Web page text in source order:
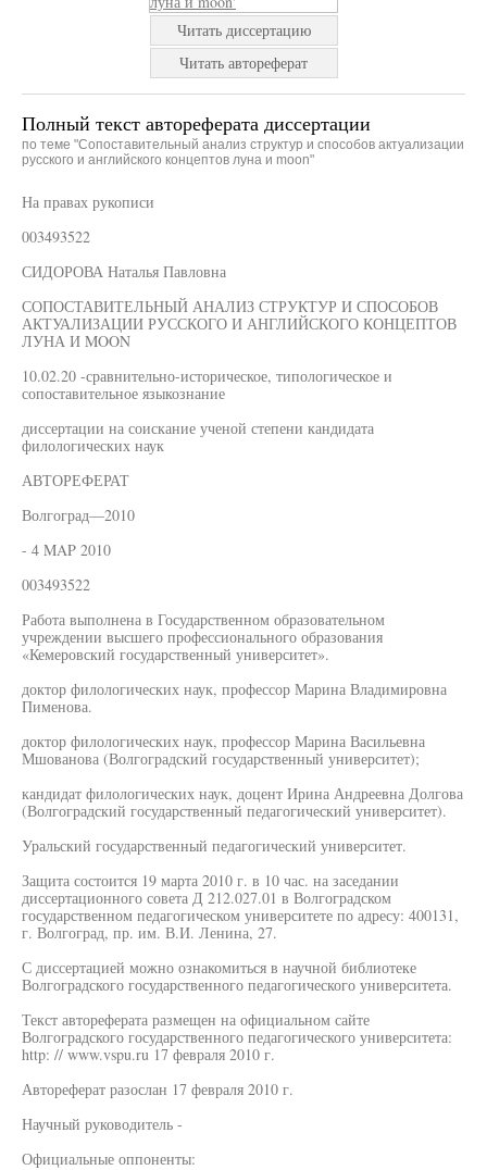
Читать диссертацию
Читать автореферат
Полный текст автореферата диссертации
по теме "Сопоставительный анализ структур и способов актуализации
русского и английского концептов луна и moon"
На правах рукописи
003493522
СИДОРОВА Наталья Павловна
СОПОСТАВИТЕЛЬНЫЙ АНАЛИЗ СТРУКТУР И СПОСОБОВ
АКТУАЛИЗАЦИИ РУССКОГО И АНГЛИЙСКОГО КОНЦЕПТОВ
ЛУНА И MOON
10.02.20 -сравнительно-историческое, типологическое и
сопоставительное языкознание
диссертации на соискание ученой степени кандидата
филологических наук
АВТОРЕФЕРАТ
Волгоград—2010
- 4 MAP 2010
003493522
Работа выполнена в Государственном образовательном
учреждении высшего профессионального образования
«Кемеровский государственный университет».
доктор филологических наук, профессор Марина Владимировна
Пименова.
доктор филологических наук, профессор Марина Васильевна
Мшованова (Волгоградский государственный университет);
кандидат филологических наук, доцент Ирина Андреевна Долгова
(Волгоградский государственный педагогический университет).
Уральский государственный педагогический университет.
Защита состоится 19 марта 2010 г. в 10 час. на заседании
диссертационного совета Д 212.027.01 в Волгоградском
государственном педагогическом университете по адресу: 400131,
г. Волгоград, пр. им. В.И. Ленина, 27.
С диссертацией можно ознакомиться в научной библиотеке
Волгоградского государственного педагогического университета.
Текст автореферата размещен на официальном сайте
Волгоградского государственного педагогического университета:
http: // www.vspu.ru 17 февраля 2010 г.
Автореферат разослан 17 февраля 2010 г.
Научный руководитель -
Официальные оппоненты: